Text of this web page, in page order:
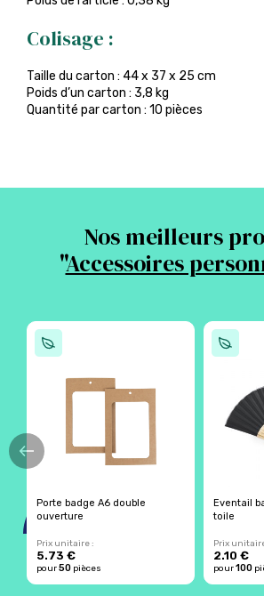
Colisage :
Taille du carton : 44 x 37 x 25 cm
Poids d’un carton : 3,8 kg
Quantité par carton : 10 pièces
Nos meilleurs
"Accessoires
Porte badge A6 double
ouverture
Prix unitaire :
5.73 €
pour50 pièces
Eventail
toile
Prix
2.10 €
pour100